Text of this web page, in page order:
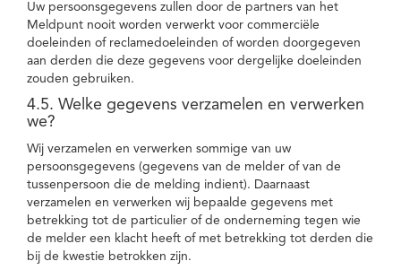
Uw persoonsgegevens zullen door de partners van het
Meldpunt nooit worden verwerkt voor commerciële
doeleinden of reclamedoeleinden of worden doorgegeven
aan derden die deze gegevens voor dergelijke doeleinden
zouden gebruiken.
4.5. Welke gegevens verzamelen en verwerken
we?
Wij verzamelen en verwerken sommige van uw
persoonsgegevens (gegevens van de melder of van de
tussenpersoon die de melding indient). Daarnaast
verzamelen en verwerken wij bepaalde gegevens met
betrekking tot de particulier of de onderneming tegen wie
de melder een klacht heeft of met betrekking tot derden die
bij de kwestie betrokken zijn.